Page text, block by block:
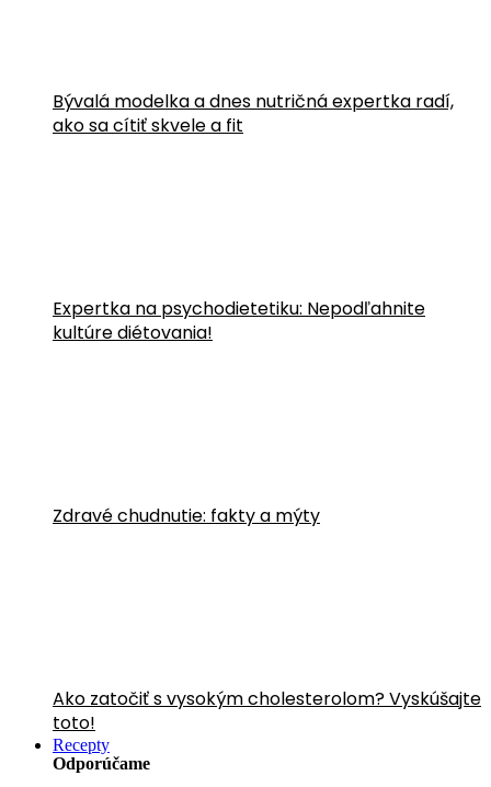
Bývalá modelka a dnes nutričná expertka radí,
ako sa cítiť skvele a fit
Expertka na psychodietetiku: Nepodľahnite
kultúre diétovania!
Zdravé chudnutie: fakty a mýty
Ako zatočiť s vysokým cholesterolom? Vyskúšajte
toto!
Recepty
Odporúčame